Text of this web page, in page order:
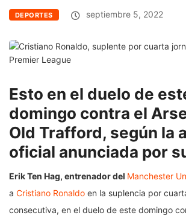
DEPORTES septiembre 5, 2022
Esto en el duelo de
domingo contra el
Old Trafford, según la
oficial anunciada por
Erik Ten Hag, entrenador del Manchester
a Cristiano Ronaldo en la suplencia por
consecutiva, en el duelo de este domingo